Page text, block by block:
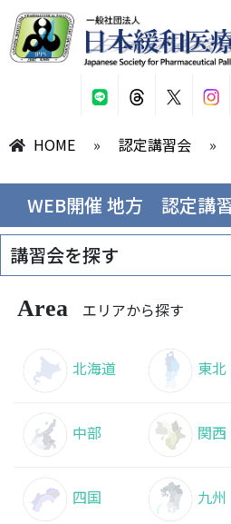
HOME » 認定講習会 »
WEB開催 地方 認定講
講習会を探す
Area エリアから探す
北海道 東北
中部 関西
四国 九州